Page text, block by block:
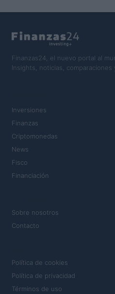
Finanzas24, el nuevo portal al
Insights, noticias, comparaciones
Inversiones
Finanzas
Criptomonedas
News
Fisco
Financiación
Sobre nosotros
Contacto
Política de cookies
Política de privacidad
Términos de uso